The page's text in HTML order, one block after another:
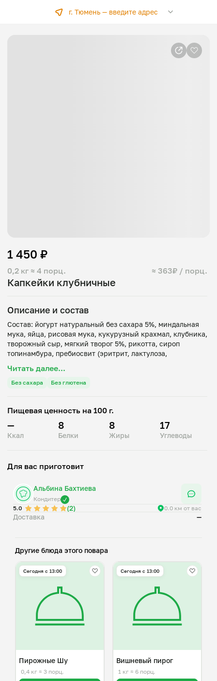
г. Тюмень — введите адрес
Капкейки клубничные
0,2 кг ≈ 4 порц. ≈ 363₽ / порц.
1 450 ₽
Описание и состав
Состав: йогурт натуральный без сахара 5%, миндальная
мука, яйца, рисовая мука, кукурузный крахмал, клубника,
творожный сыр, мягкий творог 5%, рикотта, сироп
топинамбура, пребиосвит (эритрит, лактулоза,
Читать далее...
Без сахара Без глютена
Пищевая ценность на 100 г.
—
Ккал
8
Белки
8
Жиры
17
Углеводы
Для вас приготовит
Альбина Бахтиева
Кондитер
5.0
(2) 0.0 км от вас
Доставка —
Другие блюда этого повара
Сегодня с 13:00
Пирожные Шу
0,4 кг ≈ 3 порц.
Сегодня с 13:00
Вишневый пирог
1 кг ≈ 6 порц.